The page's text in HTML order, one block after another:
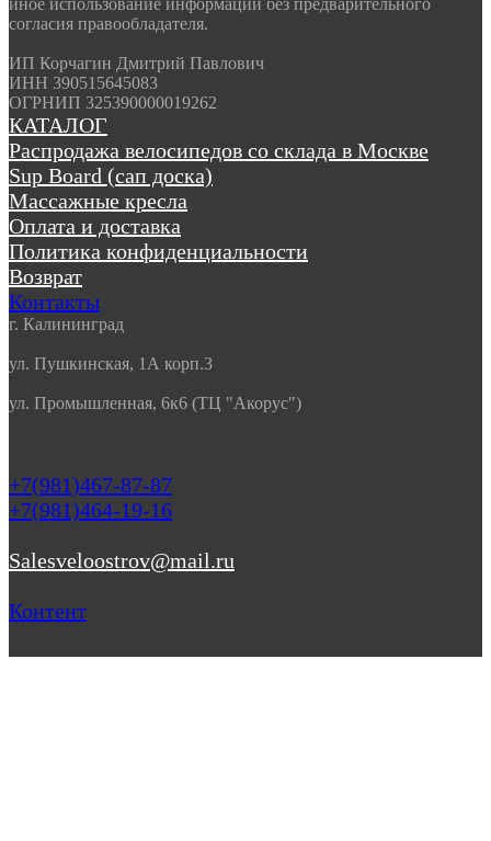
согласия правообладателя.
ИП Корчагин Дмитрий Павлович
ИНН 390515645083
ОГРНИП 325390000019262
КАТАЛОГ
Распродажа велосипедов со склада в Москве
Sup Board (сап доска)
Массажные кресла
Оплата и доставка
Политика конфиденциальности
Возврат
Контакты
г. Калининград
ул. Пушкинская, 1А корп.3
ул. Промышленная, 6к6 (ТЦ "Акорус")
+7(981)467-87-87
+7(981)464-19-16
Salesveloostrov@mail.ru
Контент